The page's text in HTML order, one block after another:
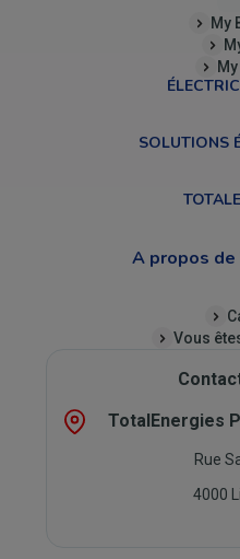
My
SOLUTIONS
A propos
Vous
TotalEnergies
Rue
4000